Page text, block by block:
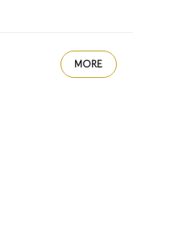
MORE